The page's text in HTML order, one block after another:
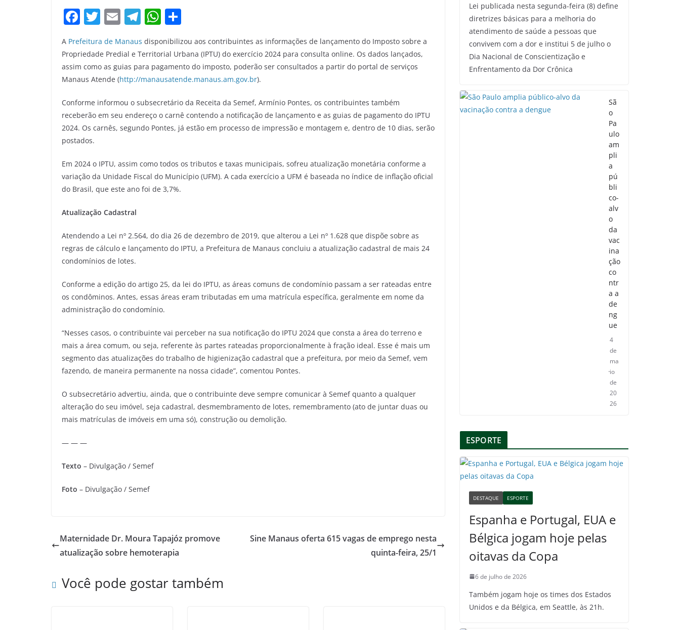
F
a
c
e
b
o
o
k
T
w
itt
er
E
ai
l
T
el
e
gr
a
m
W
h
at
s
A
p
p
ar
e
A Prefeitura de Manaus disponibilizou aos contribuintes as informações de lançamento do Imposto sobre a
Propriedade Predial e Territorial Urbana (IPTU) do exercício 2024 para consulta online. Os dados lançados,
assim como as guias para pagamento do imposto, poderão ser consultados a partir do portal de serviços
Manaus Atende (http://manausatende.manaus.am.gov.br).
Conforme informou o subsecretário da Receita da Semef, Armínio Pontes, os contribuintes também
receberão em seu endereço o carnê contendo a notificação de lançamento e as guias de pagamento do IPTU
2024. Os carnês, segundo Pontes, já estão em processo de impressão e montagem e, dentro de 10 dias, serão
postados.
Em 2024 o IPTU, assim como todos os tributos e taxas municipais, sofreu atualização monetária conforme a
variação da Unidade Fiscal do Município (UFM). A cada exercício a UFM é baseada no índice de inflação oficial
do Brasil, que este ano foi de 3,7%.
Atualização Cadastral
Atendendo a Lei nº 2.564, do dia 26 de dezembro de 2019, que alterou a Lei nº 1.628 que dispõe sobre as
regras de cálculo e lançamento do IPTU, a Prefeitura de Manaus concluiu a atualização cadastral de mais 24
condomínios de lotes.
Conforme a edição do artigo 25, da lei do IPTU, as áreas comuns de condomínio passam a ser rateadas entre
os condôminos. Antes, essas áreas eram tributadas em uma matrícula específica, geralmente em nome da
administração do condomínio.
“Nesses casos, o contribuinte vai perceber na sua notificação do IPTU 2024 que consta a área do terreno e
mais a área comum, ou seja, referente às partes rateadas proporcionalmente à fração ideal. Esse é mais um
segmento das atualizações do trabalho de higienização cadastral que a prefeitura, por meio da Semef, vem
fazendo, de maneira permanente na nossa cidade”, comentou Pontes.
O subsecretário advertiu, ainda, que o contribuinte deve sempre comunicar à Semef quanto a qualquer
alteração do seu imóvel, seja cadastral, desmembramento de lotes, remembramento (ato de juntar duas ou
mais matrículas de imóveis em uma só), construção ou demolição.
— — —
Texto – Divulgação / Semef
Foto – Divulgação / Semef
Maternidade Dr. Moura Tapajóz promove
atualização sobre hemoterapia
Sine Manaus oferta 615 vagas de emprego nesta
quinta-feira, 25/1
Você pode gostar também
Lei publicada nesta segunda-feira (8) define
diretrizes básicas para a melhoria do
atendimento de saúde a pessoas que
convivem com a dor e institui 5 de julho o
Dia Nacional de Conscientização e
Enfrentamento da Dor Crônica
Sã
o
Pa
ulo
am
pli
a
pú
bli
co-
alv
o
da
vac
ina
ção
co
ntr
a a
de
ng
ue
4
de
ma
io
de
20
26
ESPORTE
DESTAQUE ESPORTE
Espanha e Portugal, EUA e
Bélgica jogam hoje pelas
oitavas da Copa
6 de julho de 2026
Também jogam hoje os times dos Estados
Unidos e da Bélgica, em Seattle, às 21h.